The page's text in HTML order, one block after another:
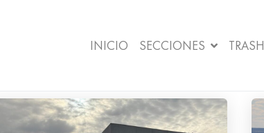
INICIO SECCIONES TRASH